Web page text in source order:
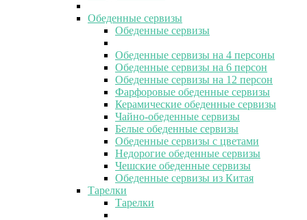
Обеденные сервизы
Обеденные сервизы
Обеденные сервизы на 4 персоны
Обеденные сервизы на 6 персон
Обеденные сервизы на 12 персон
Фарфоровые обеденные сервизы
Керамические обеденные сервизы
Чайно-обеденные сервизы
Белые обеденные сервизы
Обеденные сервизы с цветами
Недорогие обеденные сервизы
Чешские обеденные сервизы
Обеденные сервизы из Китая
Тарелки
Тарелки